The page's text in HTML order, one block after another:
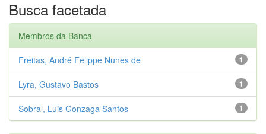
Busca facetada
Membros da Banca
1
Freitas, André Felippe Nunes de
1
Lyra, Gustavo Bastos
1
Sobral, Luis Gonzaga Santos